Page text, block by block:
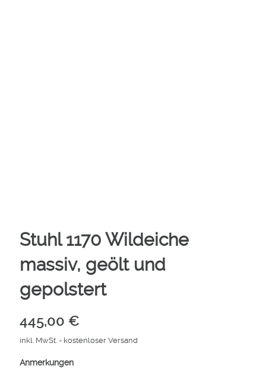
Stuhl 1170 Wildeiche
massiv, geölt und
gepolstert
445,00 €
inkl. MwSt. - kostenloser Versand
Anmerkungen